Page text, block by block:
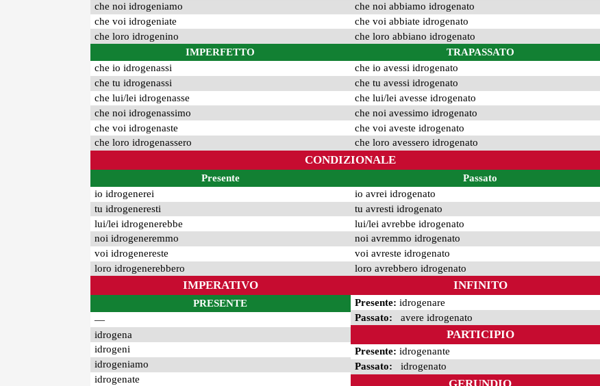
che noi idrogeniamo
che voi idrogeniate
che loro idrogenino
IMPERFETTO
che io idrogenassi
che tu idrogenassi
che lui/lei idrogenasse
che noi idrogenassimo
che voi idrogenaste
che loro idrogenassero
che noi abbiamo idrogenato
che voi abbiate idrogenato
che loro abbiano idrogenato
TRAPASSATO
che io avessi idrogenato
che tu avessi idrogenato
che lui/lei avesse idrogenato
che noi avessimo idrogenato
che voi aveste idrogenato
che loro avessero idrogenato
CONDIZIONALE
Presente
io idrogenerei
tu idrogeneresti
lui/lei idrogenerebbe
noi idrogeneremmo
voi idrogenereste
loro idrogenerebbero
Passato
io avrei idrogenato
tu avresti idrogenato
lui/lei avrebbe idrogenato
noi avremmo idrogenato
voi avreste idrogenato
loro avrebbero idrogenato
IMPERATIVO
PRESENTE
—
idrogena
idrogeni
idrogeniamo
idrogenate
INFINITO
Presente: idrogenare
Passato: avere idrogenato
PARTICIPIO
Presente: idrogenante
Passato: idrogenato
GERUNDIO